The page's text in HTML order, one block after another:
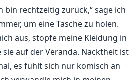
bin rechtzeitig zurück,“ sage ich
um eine Tasche zu holen.
aus, stopfe meine Kleidung in
sie auf der Veranda. Nacktheit ist
es fühlt sich nur komisch an